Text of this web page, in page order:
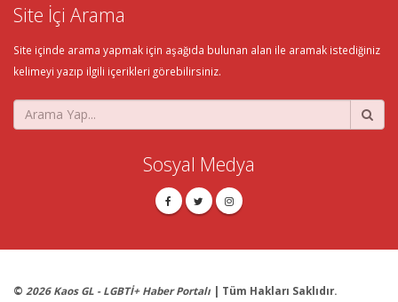
Site İçi Arama
Site içinde arama yapmak için aşağıda bulunan alan ile aramak istediğiniz
kelimeyi yazıp ilgili içerikleri görebilirsiniz.
Sosyal Medya
© 2026 Kaos GL - LGBTİ+ Haber Portalı | Tüm Hakları Saklıdır.